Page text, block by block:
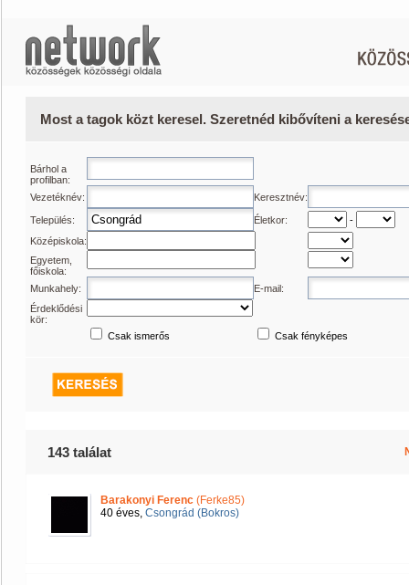
Most a tagok közt keresel. Szeretnéd kibővíteni a
Bárhol a
profilban:
Vezetéknév:
Keresztnév:
Település: Életkor:
-
Középiskola:
Egyetem,
főiskola:
Munkahely:
E-mail:
Érdeklődési
kör:
Csak ismerős
Csak fényképes
143 találat
Barakonyi Ferenc (Ferke85)
40 éves, Csongrád (Bokros)